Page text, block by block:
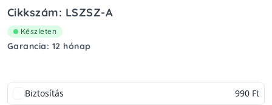
Cikkszám: LSZSZ-A
Készleten
Garancia: 12 hónap
Biztosítás 990 Ft